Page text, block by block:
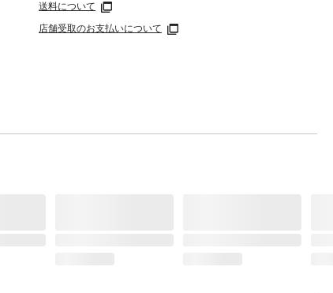
送料について
店舗受取のお支払いについて